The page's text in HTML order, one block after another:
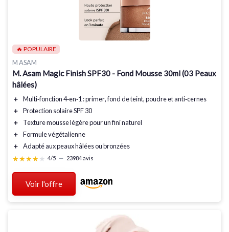
🔥 POPULAIRE
M ASAM
M. Asam Magic Finish SPF30 - Fond Mousse 30ml (03 Peaux
hâlées)
＋ Multi‑fonction 4‑en‑1 :primer,fond de teint,poudreetanti‑cernes
＋
Protection solaireSPF 30
＋
Texture mousse légère pour un fininaturel
＋
Formulevégétalienne
＋
Adapté auxpeaux hâléesou bronzées
★★★★★
★★★★★ 4/5 — 23984 avis
Voir l'offre